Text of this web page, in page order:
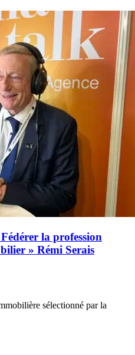
la profession
» Rémi Serais
sélectionné par la